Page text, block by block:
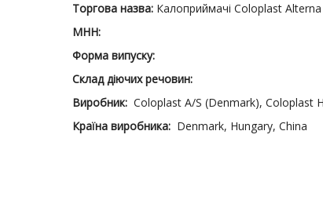
Торгова назва: Калоприймачі Coloplast Alterna
МНН:
Форма випуску:
Склад діючих речовин:
Виробник: Coloplast A/S (Denmark), Coloplast
Країна виробника: Denmark, Hungary, China